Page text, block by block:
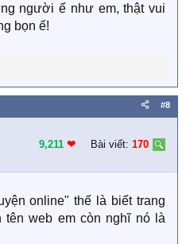
người ế như em, thật vui
bọn ế!
#8
9,211 ❤︎ Bài viết: 170
online" thế là biết trang
tên web em còn nghĩ nó là